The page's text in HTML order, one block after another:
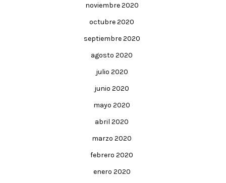
noviembre 2020
octubre 2020
septiembre 2020
agosto 2020
julio 2020
junio 2020
mayo 2020
abril 2020
marzo 2020
febrero 2020
enero 2020